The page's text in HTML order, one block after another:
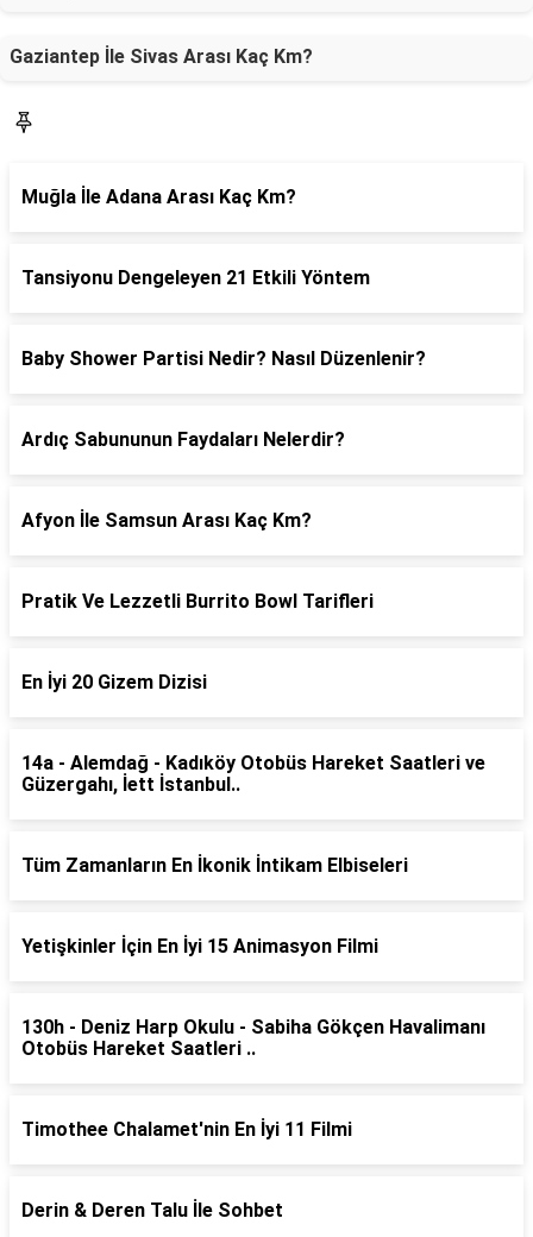
Gaziantep İle Sivas Arası Kaç Km?
Muğla İle Adana Arası Kaç Km?
Tansiyonu Dengeleyen 21 Etkili Yöntem
Baby Shower Partisi Nedir? Nasıl Düzenlenir?
Ardıç Sabununun Faydaları Nelerdir?
Afyon İle Samsun Arası Kaç Km?
Pratik Ve Lezzetli Burrito Bowl Tarifleri
En İyi 20 Gizem Dizisi
14a - Alemdağ - Kadıköy Otobüs Hareket Saatleri ve
Güzergahı, İett İstanbul..
Tüm Zamanların En İkonik İntikam Elbiseleri
Yetişkinler İçin En İyi 15 Animasyon Filmi
130h - Deniz Harp Okulu - Sabiha Gökçen Havalimanı
Otobüs Hareket Saatleri ..
Timothee Chalamet'nin En İyi 11 Filmi
Derin & Deren Talu İle Sohbet